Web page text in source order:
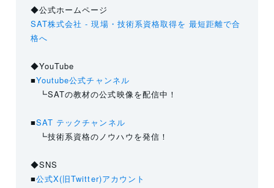
◆公式ホームページ
SAT株式会社 - 現場・技術系資格取得を 最短距離で合
格へ
◆YouTube
■Youtube公式チャンネル
┗SATの教材の公式映像を配信中！
■SAT テックチャンネル
┗技術系資格のノウハウを発信！
◆SNS
■公式X(旧Twitter)アカウント